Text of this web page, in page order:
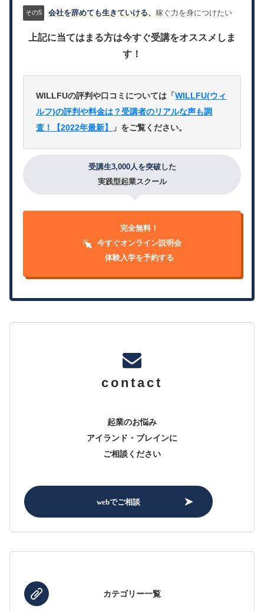
会社を辞めても生きていける、稼ぐ力を身につけたい
上記に当てはまる方は今すぐ受講をオススメしま
す！
WILLFUの評判や口コミについては「WILLFU(ウィ
ルフ)の評判や料金は？受講者のリアルな声も調
査！【2022年最新】
」をご覧ください。
受講生3,000人を突破した
実践型起業スクール
完全無料！
今すぐオンライン説明会
体験入学を予約する
contact
起業のお悩み
アイランド・ブレインに
ご相談ください
webでご相談
カテゴリー一覧